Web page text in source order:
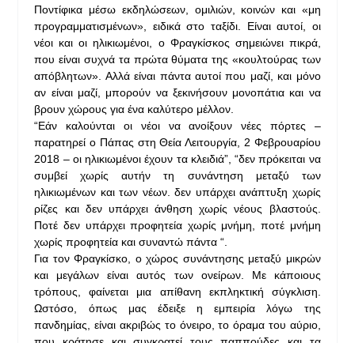
Ποντίφικα μέσω εκδηλώσεων, ομιλιών, κοινών και «μη
προγραμματισμένων», ειδικά στο ταξίδι. Είναι αυτοί, οι
νέοι και οι ηλικιωμένοι, ο Φραγκίσκος σημειώνει πικρά,
που είναι συχνά τα πρώτα θύματα της «κουλτούρας των
απόβλητων». Αλλά είναι πάντα αυτοί που μαζί, και μόνο
αν είναι μαζί, μπορούν να ξεκινήσουν μονοπάτια και να
βρουν χώρους για ένα καλύτερο μέλλον.
“Εάν καλούνται οι νέοι να ανοίξουν νέες πόρτες –
παρατηρεί ο Πάπας στη Θεία Λειτουργία, 2 Φεβρουαρίου
2018 – οι ηλικιωμένοι έχουν τα κλειδιά”, “δεν πρόκειται να
συμβεί χωρίς αυτήν τη συνάντηση μεταξύ των
ηλικιωμένων και των νέων. δεν υπάρχει ανάπτυξη χωρίς
ρίζες και δεν υπάρχει άνθηση χωρίς νέους βλαστούς.
Ποτέ δεν υπάρχει προφητεία χωρίς μνήμη, ποτέ μνήμη
χωρίς προφητεία και συναντώ πάντα “.
Για τον Φραγκίσκο, ο χώρος συνάντησης μεταξύ μικρών
και μεγάλων είναι αυτός των ονείρων. Με κάποιους
τρόπους, φαίνεται μια απίθανη εκπληκτική σύγκλιση.
Ωστόσο, όπως μας έδειξε η εμπειρία λόγω της
πανδημίας, είναι ακριβώς το όνειρο, το όραμα του αύριο,